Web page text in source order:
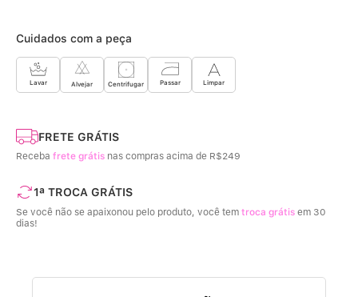
Cuidados com a peça
Lavar Alvejar Centrifugar Passar Limpar
FRETE GRÁTIS
Receba frete grátis nas compras acima de R$249
1ª TROCA GRÁTIS
Se você não se apaixonou pelo produto, você tem troca grátis em 30
dias!